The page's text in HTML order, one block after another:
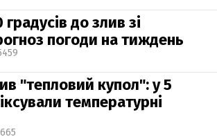
до злив зі
погоди на тиждень
"тепловий купол": у 5
температурні